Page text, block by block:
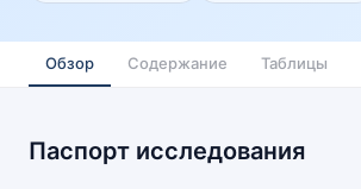
Обзор Содержание Таблицы
Паспорт исследования